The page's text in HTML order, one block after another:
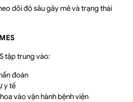
dõi độ sâu gây mê và trạng thái
tập trung vào:
đoán
y tế
vào vận hành bệnh viện